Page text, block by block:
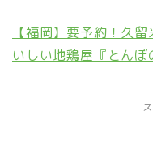
【福岡】要予約！久
いしい地鶏屋『とんぼ